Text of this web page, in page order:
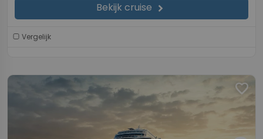
Bekijk cruise chevron_right
Vergelijk
favorite